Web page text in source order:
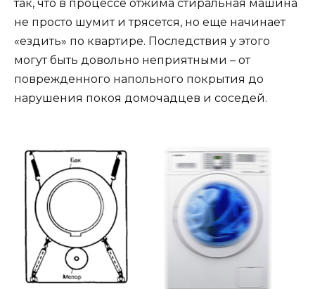
так, что в процессе отжима стиральная машина
не просто шумит и трясется, но еще начинает
«ездить» по квартире. Последствия у этого
могут быть довольно неприятными – от
поврежденного напольного покрытия до
нарушения покоя домочадцев и соседей.